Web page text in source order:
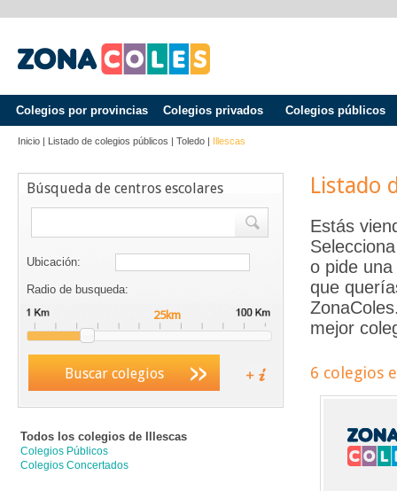
Colegios por provincias Colegios privados Colegios públicos
Inicio | Listado de colegios públicos | Toledo | Illescas
Búsqueda de centros escolares
Ubicación:
Radio de busqueda:
Buscar colegios
Todos los colegios de Illescas
Colegios Públicos
Colegios Concertados
Listado
Estás
o pide
que
mejor
6 colegios